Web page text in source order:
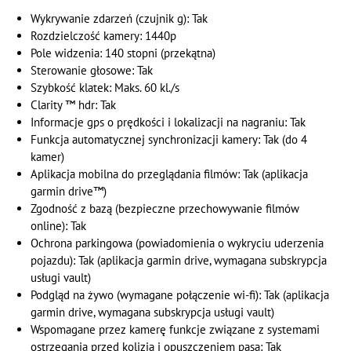
Wykrywanie zdarzeń (czujnik g): Tak
Rozdzielczość kamery: 1440p
Pole widzenia: 140 stopni (przekątna)
Sterowanie głosowe: Tak
Szybkość klatek: Maks. 60 kl./s
Clarity ™ hdr: Tak
Informacje gps o prędkości i lokalizacji na nagraniu: Tak
Funkcja automatycznej synchronizacji kamery: Tak (do 4
kamer)
Aplikacja mobilna do przeglądania filmów: Tak (aplikacja
garmin drive™)
Zgodność z bazą (bezpieczne przechowywanie filmów
online): Tak
Ochrona parkingowa (powiadomienia o wykryciu uderzenia
pojazdu): Tak (aplikacja garmin drive, wymagana subskrypcja
usługi vault)
Podgląd na żywo (wymagane połączenie wi-fi): Tak (aplikacja
garmin drive, wymagana subskrypcja usługi vault)
Wspomagane przez kamerę funkcje związane z systemami
ostrzegania przed kolizją i opuszczeniem pasa: Tak